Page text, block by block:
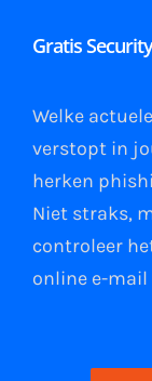
Office365
Office365
XDR Security
Gratis
Gratis
Welke
verstopt in
herken
Niet straks,
controleer
online e-mail